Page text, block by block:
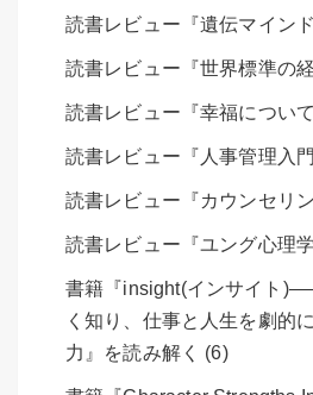
読書レビュー『遺伝マイン
読書レビュー『世界標準の
読書レビュー『幸福につい
読書レビュー『人事管理入
読書レビュー『カウンセリ
読書レビュー『ユング心理
書籍『insight(インサイト
く知り、仕事と人生を劇的
力』を読み解く (6)